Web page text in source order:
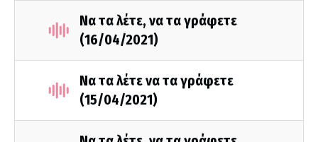
Να τα λέτε, να τα γράφετε
(16/04/2021)
Να τα λέτε να τα γράφετε
(15/04/2021)